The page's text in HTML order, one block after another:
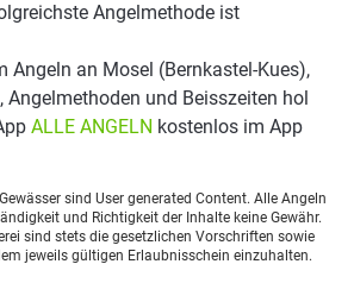
Angelmethode ist
Angeln an Mosel (Bernkastel-Kues),
Angelmethoden und Beisszeiten hol
ALLE ANGELN kostenlos im App
sind User generated Content. Alle Angeln
und Richtigkeit der Inhalte keine Gewähr.
sind stets die gesetzlichen Vorschriften sowie
jeweils gültigen Erlaubnisschein einzuhalten.